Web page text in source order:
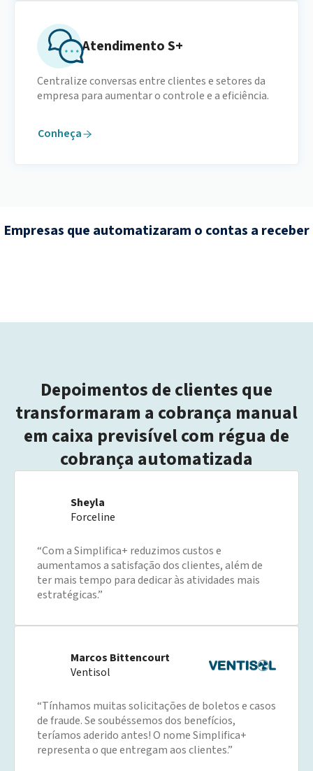
Atendimento S+
Centralize conversas entre clientes e setores da
empresa para aumentar o controle e a eficiência.
Conheça
Empresas que automatizaram o contas a receber
Depoimentos de clientes que
transformaram a cobrança manual
em caixa previsível com régua de
cobrança automatizada
Sheyla
Forceline
“Com a Simplifica+ reduzimos custos e
aumentamos a satisfação dos clientes, além de
ter mais tempo para dedicar às atividades mais
estratégicas.”
Marcos Bittencourt
Ventisol
“Tínhamos muitas solicitações de boletos e casos
de fraude. Se soubéssemos dos benefícios,
teríamos aderido antes! O nome Simplifica+
representa o que entregam aos clientes.”